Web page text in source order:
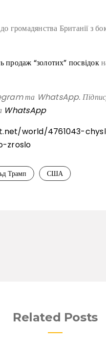
громадянства Британії з
“золотих” посвідок
та WhatsApp.
WhatsApp
world/4761043-
zroslo
Трамп США
Related Posts